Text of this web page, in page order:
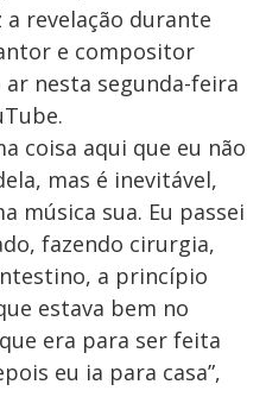
revelação durante
e compositor
ar nesta segunda-feira
coisa aqui que eu não
mas é inevitável,
música sua. Eu passei
fazendo cirurgia,
a princípio
estava bem no
era para ser feita
eu ia para casa”,